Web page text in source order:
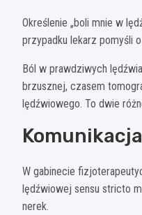
Określenie „boli mnie w
przypadku lekarz pomyśli
Ból w prawdziwych
brzusznej, czasem
lędźwiowego. To dwie
W gabinecie
lędźwiowej sensu stricto
nerek.